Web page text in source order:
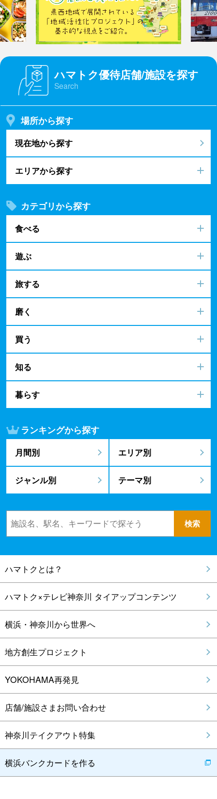
ハマトク優待店舗/施設を探す
Search
場所から探す
現在地から探す
エリアから探す
カテゴリから探す
食べる
遊ぶ
旅する
磨く
買う
知る
暮らす
ランキングから探す
月間別 エリア別
ジャンル別 テーマ別
ハマトクとは？
ハマトク×テレビ神奈川 タイアップコンテンツ
横浜・神奈川から世界へ
地方創生プロジェクト
YOKOHAMA再発見
店舗/施設さまお問い合わせ
神奈川テイクアウト特集
横浜バンクカードを作る